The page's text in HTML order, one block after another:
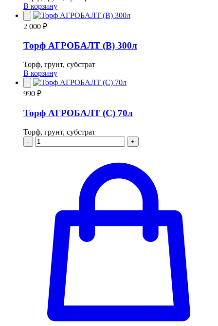
В корзину
2 000 ₽
Торф АГРОБАЛТ (В) 300л
Торф, грунт, субстрат
В корзину
990 ₽
Торф АГРОБАЛТ (С) 70л
Торф, грунт, субстрат
- +